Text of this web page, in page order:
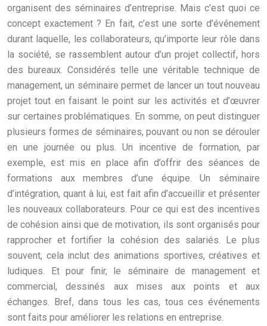
organisent des séminaires d’entreprise. Mais c’est quoi ce
concept exactement ? En fait, c’est une sorte d’événement
durant laquelle, les collaborateurs, qu’importe leur rôle dans
la société, se rassemblent autour d’un projet collectif, hors
des bureaux. Considérés telle une véritable technique de
management, un séminaire permet de lancer un tout nouveau
projet tout en faisant le point sur les activités et d’œuvrer
sur certaines problématiques. En somme, on peut distinguer
plusieurs formes de séminaires, pouvant ou non se dérouler
en une journée ou plus. Un incentive de formation, par
exemple, est mis en place afin d’offrir des séances de
formations aux membres d’une équipe. Un séminaire
d’intégration, quant à lui, est fait afin d’accueillir et présenter
les nouveaux collaborateurs. Pour ce qui est des incentives
de cohésion ainsi que de motivation, ils sont organisés pour
rapprocher et fortifier la cohésion des salariés. Le plus
souvent, cela inclut des animations sportives, créatives et
ludiques. Et pour finir, le séminaire de management et
commercial, dessinés aux mises aux points et aux
échanges. Bref, dans tous les cas, tous ces événements
sont faits pour améliorer les relations en entreprise.